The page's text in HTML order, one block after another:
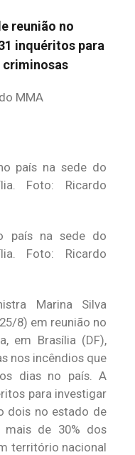
reunião no
inquéritos para
criminosas
MMA
país na sede do
Foto: Ricardo
Marina Silva
8) em reunião no
em Brasília (DF),
nos incêndios que
dias no país. A
para investigar
dois no estado de
mais de 30% dos
território nacional